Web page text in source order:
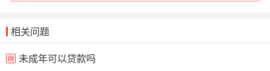
相关问题
未成年可以贷款吗